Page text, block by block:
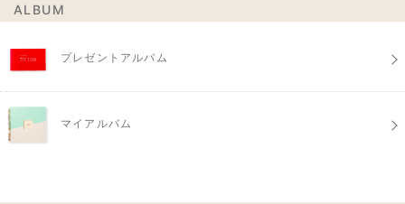
ALBUM
プレゼントアルバム
マイアルバム